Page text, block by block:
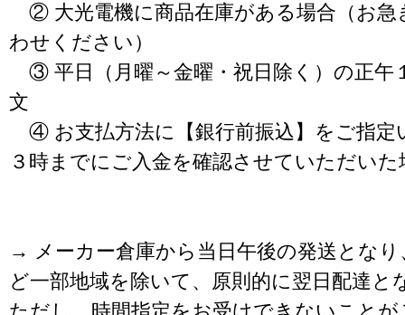
② 大光電機に商品在庫がある場合（お急
わせください）
③ 平日（月曜～金曜・祝日除く）の正午
文
④ お支払方法に【銀行前振込】をご指定
３時までにご入金を確認させていただいた
→ メーカー倉庫から当日午後の発送となり
ど一部地域を除いて、原則的に翌日配達と